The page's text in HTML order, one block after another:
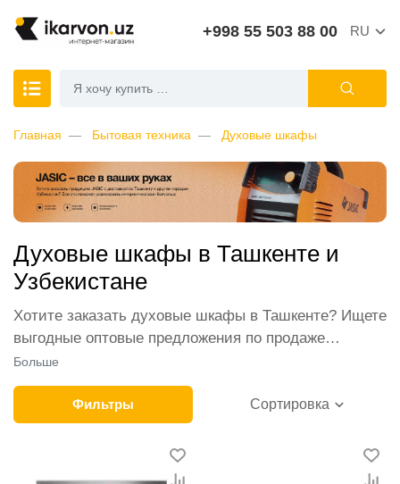
+998 55 503 88 00 RU
Главная Бытовая техника Духовые шкафы
Духовые шкафы в Ташкенте и
Узбекистане
Хотите заказать духовые шкафы в Ташкенте? Ищете
выгодные оптовые предложения по продаже
встраиваемых духовок оптом для своего магазина
бытовой техники? Хотите купить недорогой
брендовый духовой шкаф в Узбекистане?
Обращение в интернет-магазин ikarvon.uz поможет
легко справиться с этими и многими другими
задачами. Здесь предлагаются лучшие модели от
Больше
Фильтры Сортировка